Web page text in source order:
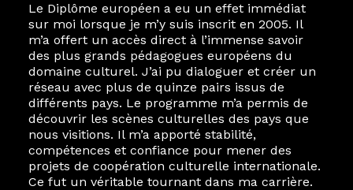
Le Diplôme européen a eu un effet immédiat
sur moi lorsque je m’y suis inscrit en 2005. Il
m’a offert un accès direct à l’immense savoir
des plus grands pédagogues européens du
domaine culturel. J’ai pu dialoguer et créer un
réseau avec plus de quinze pairs issus de
différents pays. Le programme m’a permis de
découvrir les scènes culturelles des pays que
nous visitions. Il m’a apporté stabilité,
compétences et confiance pour mener des
projets de coopération culturelle internationale.
Ce fut un véritable tournant dans ma carrière.